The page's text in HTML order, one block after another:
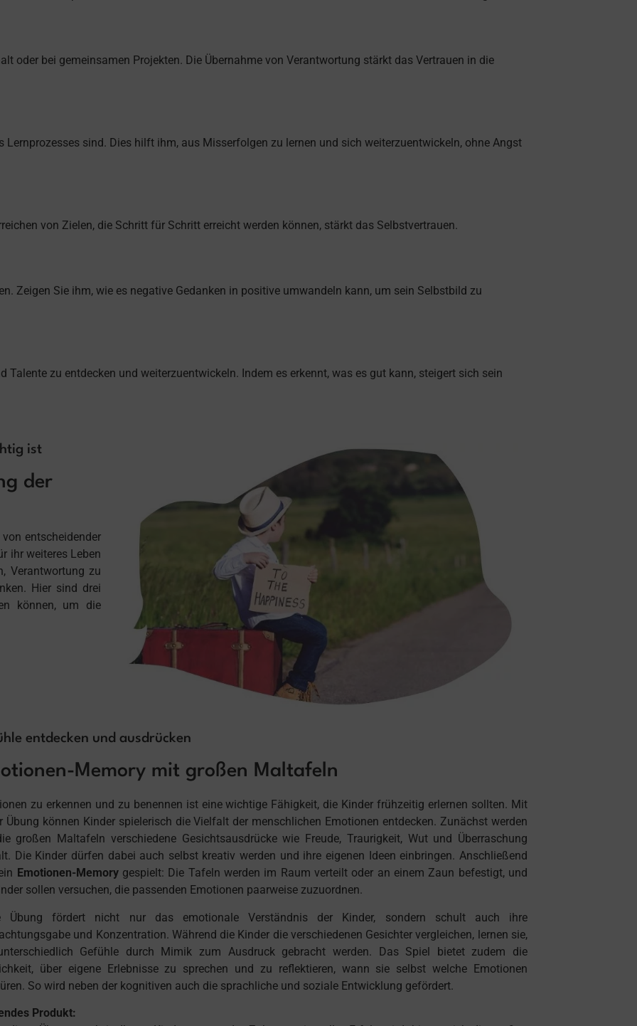
oder bei gemeinsamen Projekten. Die Übernahme von Verantwortung stärkt das Vertrauen in die
Lernprozesses sind. Dies hilft ihm, aus Misserfolgen zu lernen und sich weiterzuentwickeln, ohne Angst
von Zielen, die Schritt für Schritt erreicht werden können, stärkt das Selbstvertrauen.
Zeigen Sie ihm, wie es negative Gedanken in positive umwandeln kann, um sein Selbstbild zu
Talente zu entdecken und weiterzuentwickeln. Indem es erkennt, was es gut kann, steigert sich sein
ist
der
entscheidender
ihr weiteres Leben
Verantwortung zu
Hier sind drei
können, um die
entdecken und ausdrücken
Memory mit großen Maltafeln
zu erkennen und zu benennen ist eine wichtige Fähigkeit, die Kinder frühzeitig erlernen sollten. Mit
Übung können Kinder spielerisch die Vielfalt der menschlichen Emotionen entdecken. Zunächst werden
großen Maltafeln verschiedene Gesichtsausdrücke wie Freude, Traurigkeit, Wut und Überraschung
Die Kinder dürfen dabei auch selbst kreativ werden und ihre eigenen Ideen einbringen. Anschließend
Emotionen-Memorygespielt: Die Tafeln werden im Raum verteilt oder an einem Zaun befestigt, und
sollen versuchen, die passenden Emotionen paarweise zuzuordnen.
Übung fördert nicht nur das emotionale Verständnis der Kinder, sondern schult auch ihre
und Konzentration. Während die Kinder die verschiedenen Gesichter vergleichen, lernen sie,
Gefühle durch Mimik zum Ausdruck gebracht werden. Das Spiel bietet zudem die
über eigene Erlebnisse zu sprechen und zu reflektieren, wann sie selbst welche Emotionen
So wird neben der kognitiven auch die sprachliche und soziale Entwicklung gefördert.
Produkt: